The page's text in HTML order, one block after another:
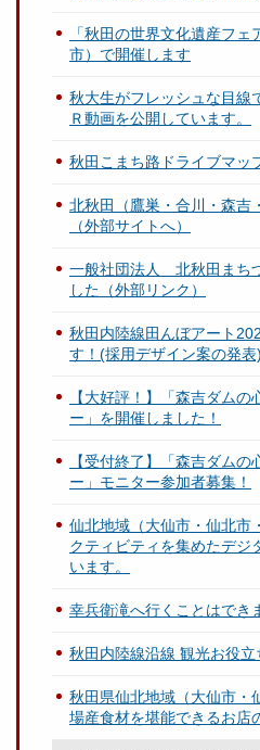
「秋田の世界文化遺産フ
市）で開催します
秋大生がフレッシュな目線
Ｒ動画を公開しています。
秋田こまち路ドライブマッ
北秋田（鷹巣・合川・森吉
（外部サイトへ）
一般社団法人 北秋田まち
した（外部リンク）
秋田内陸線田んぼアート
す！(採用デザイン案の発表)
【大好評！】「森吉ダム
ー」を開催しました！
【受付終了】「森吉ダム
ー」モニター参加者募集！
仙北地域（大仙市・仙北市
クティビティを集めたデジ
います。
幸兵衛滝へ行くことはでき
秋田内陸線沿線 観光お役立
秋田県仙北地域（大仙市・
場産食材を堪能できるお店